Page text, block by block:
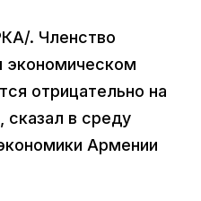
. Членство
экономическом
отрицательно на
сказал в среду
Армении